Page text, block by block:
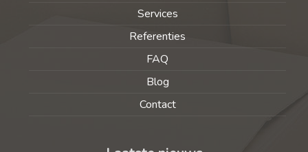
Services
Referenties
FAQ
Blog
Contact